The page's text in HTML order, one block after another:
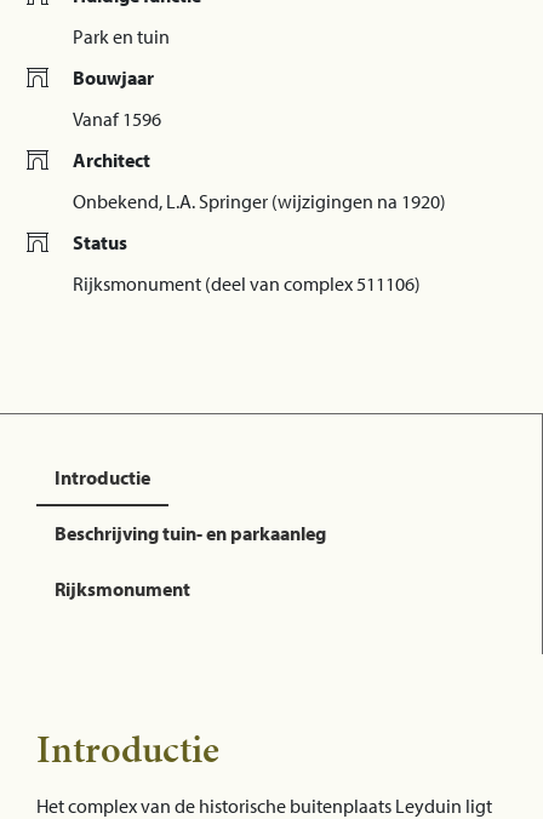
Park en tuin
Bouwjaar
Vanaf 1596
Architect
Onbekend, L.A. Springer (wijzigingen na 1920)
Status
Rijksmonument (deel van complex 511106)
Introductie
Beschrijving tuin- en parkaanleg
Rijksmonument
Introductie
Het complex van de historische buitenplaats Leyduin ligt